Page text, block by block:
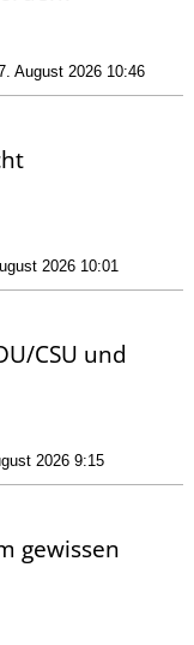
August 2026 10:46
2026 10:01
CSU und
2026 9:15
gewissen